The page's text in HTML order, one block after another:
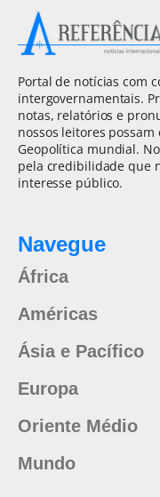
Portal de notícias com
intergovernamentais.
notas, relatórios e
nossos leitores
Geopolítica mundial.
pela credibilidade que
interesse público.
Navegue
África
Américas
Ásia e Pacífico
Europa
Oriente Médio
Mundo